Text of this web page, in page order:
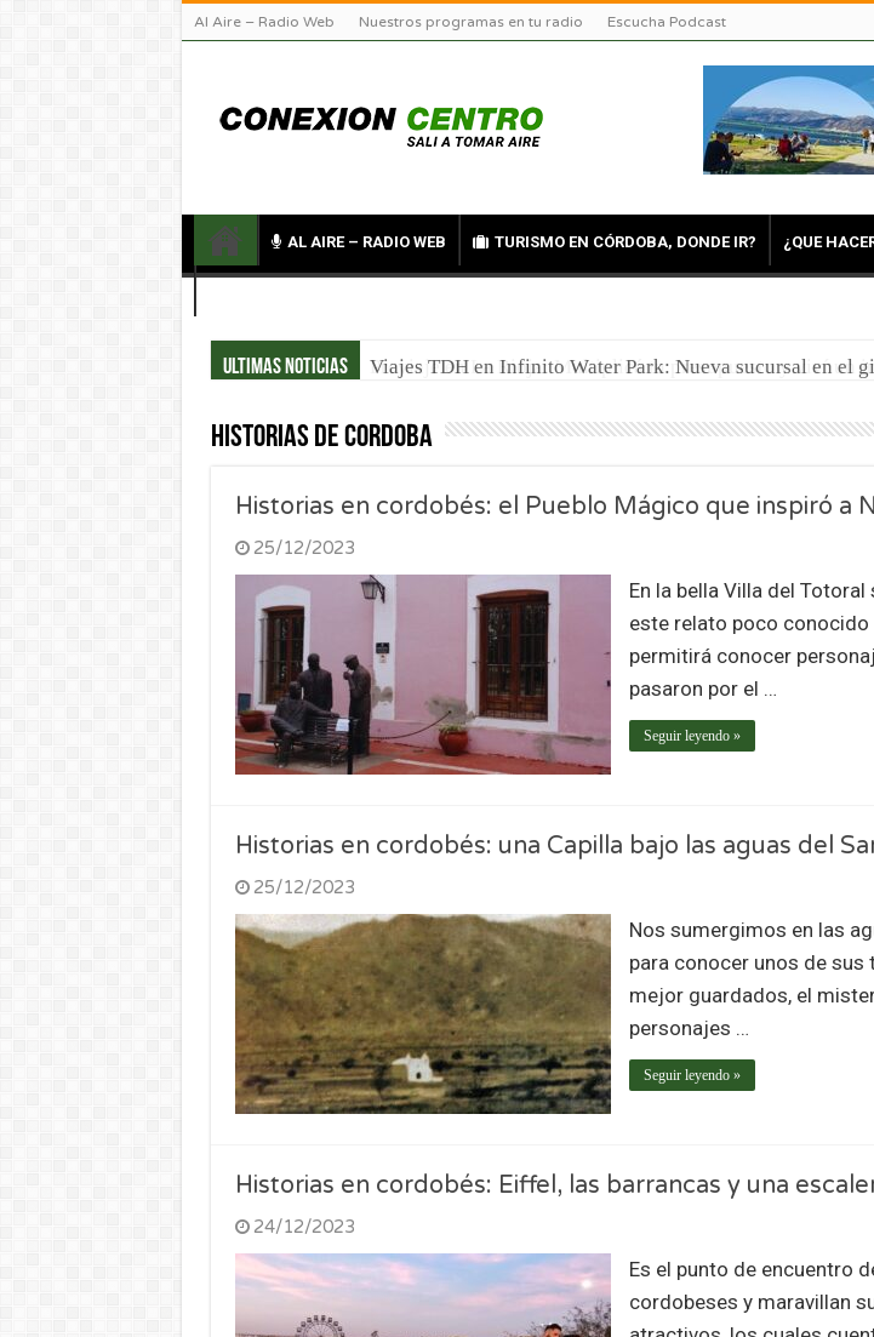
Al Aire – Radio Web Nuestros programas en tu radio Escucha Podcast
AL AIRE – RADIO WEB TURISMO EN CÓRDOBA, DONDE IR? ¿QUE
Ultimas noticias Viajes TDH en Infinito Water Park: Nueva sucursal en el
historias de cordoba
Historias en cordobés: el Pueblo Mágico que inspiró a
25/12/2023
En la bella Villa del Totoral
este relato poco conocido
permitirá conocer
pasaron por el …
Seguir leyendo »
Historias en cordobés: una Capilla bajo las aguas del
25/12/2023
Nos sumergimos en las
para conocer unos de sus
mejor guardados, el
personajes …
Seguir leyendo »
Historias en cordobés: Eiffel, las barrancas y una
24/12/2023
Es el punto de encuentro
cordobeses y maravillan